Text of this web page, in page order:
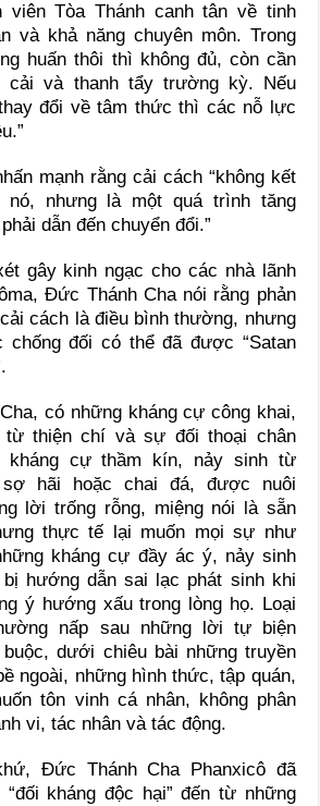
viên Tòa Thánh canh tân về tinh
và khả năng chuyên môn. Trong
huấn thôi thì không đủ, còn cần
cải và thanh tẩy trường kỳ. Nếu
đổi về tâm thức thì các nỗ lực
mạnh rằng cải cách “không kết
nó, nhưng là một quá trình tăng
dẫn đến chuyển đổi.”
gây kinh ngạc cho các nhà lãnh
Đức Thánh Cha nói rằng phản
cách là điều bình thường, nhưng
chống đối có thể đã được “Satan
có những kháng cự công khai,
từ thiện chí và sự đối thoại chân
kháng cự thầm kín, nảy sinh từ
hãi hoặc chai đá, được nuôi
lời trống rỗng, miệng nói là sẵn
thực tế lại muốn mọi sự như
kháng cự đầy ác ý, nảy sinh
hướng dẫn sai lạc phát sinh khi
ý hướng xấu trong lòng họ. Loại
nấp sau những lời tự biện
dưới chiêu bài những truyền
ngoài, những hình thức, tập quán,
tôn vinh cá nhân, không phân
vi, tác nhân và tác động.
Đức Thánh Cha Phanxicô đã
kháng độc hại” đến từ những